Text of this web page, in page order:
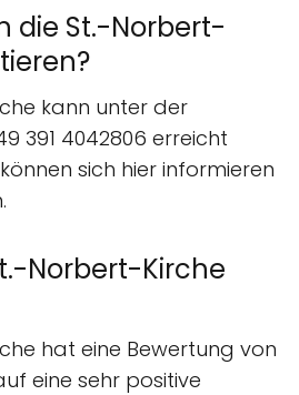
die St.-Norbert-
kann unter der
391 4042806 erreicht
sich hier informieren
Norbert-Kirche
hat eine Bewertung von
eine sehr positive